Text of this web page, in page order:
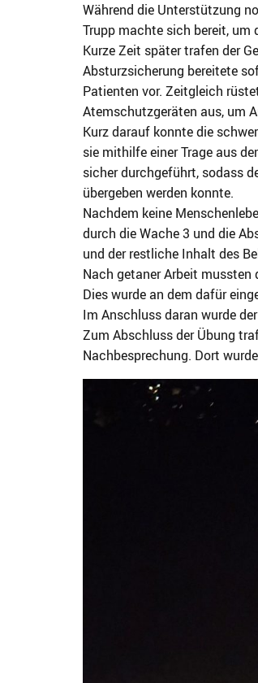
Während die Unterstützung
Trupp machte sich bereit, um
Kurze Zeit später trafen der
Absturzsicherung bereitete
Patienten vor. Zeitgleich
Atemschutzgeräten aus, um
Kurz darauf konnte die
sie mithilfe einer Trage aus
sicher durchgeführt, sodass
übergeben werden konnte.
Nachdem keine
durch die Wache 3 und die
und der restliche Inhalt des
Nach getaner Arbeit mussten
Dies wurde an dem dafür
Im Anschluss daran wurde
Zum Abschluss der Übung
Nachbesprechung. Dort